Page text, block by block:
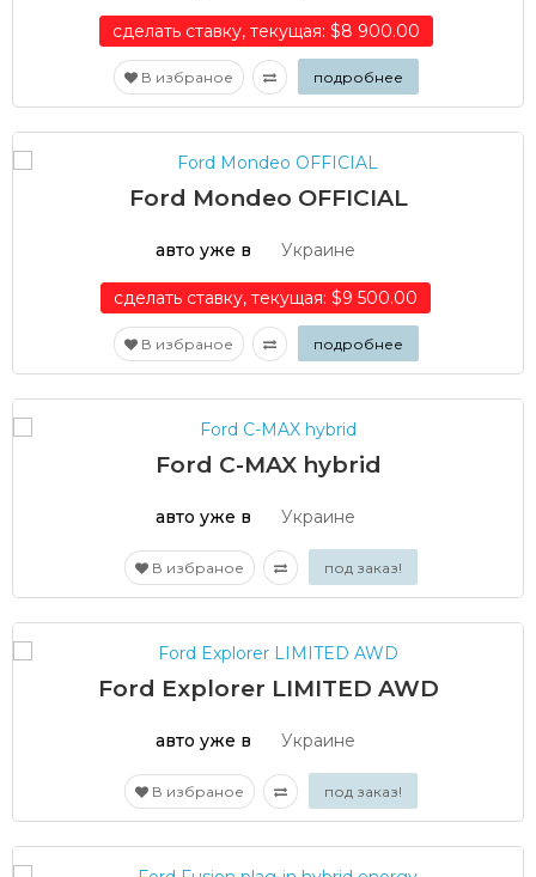
сделать ставку, текущая: $8 900.00
В избраное подробнее
Ford Mondeo OFFICIAL
авто уже в Украине
сделать ставку, текущая: $9 500.00
В избраное подробнее
Ford C-MAX hybrid
авто уже в Украине
В избраное под заказ!
Ford Explorer LIMITED AWD
авто уже в Украине
В избраное под заказ!